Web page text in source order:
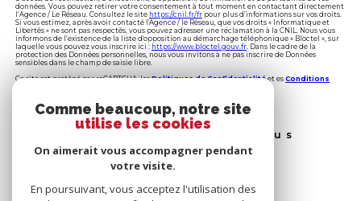
données. Vous pouvez retirer votre consentement à tout moment en contactant directement
l’Agence / Le Réseau. Consultez le site https://cnil.fr/fr pour plus d’informations sur vos droits.
Si vous estimez, après avoir contacté l'Agence / le Réseau, que vos droits « Informatique et
Libertés » ne sont pas respectés, vous pouvez adresser une réclamation à la CNIL. Nous vous
informons de l’existence de la liste d'opposition au démarchage téléphonique « Bloctel », sur
laquelle vous pouvez vous inscrire ici : https://www.bloctel.gouv.fr. Dans le cadre de la
protection des Données personnelles, nous vous invitons à ne pas inscrire de Données
sensibles dans le champ de saisie libre.
Ce site est protégé par reCAPTCHA, lesPolitiques de Confidentialitéet es Conditions
Ces biens peuvent vous
intéresser
Comme beaucoup, notre site
utilise les cookies
On aimerait vous accompagner pendant
votre visite.
En poursuivant, vous acceptez l'utilisation des